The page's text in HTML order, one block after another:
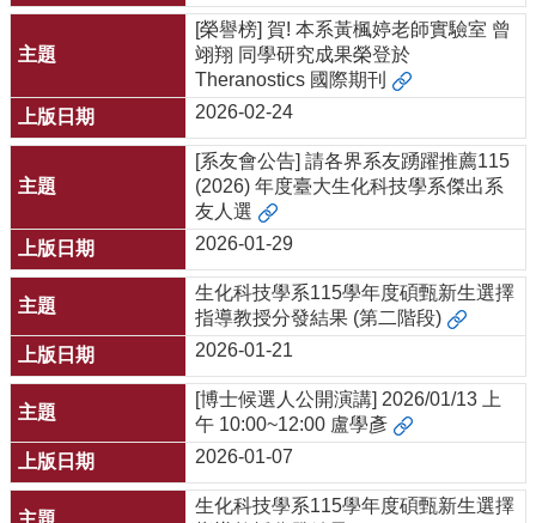
[榮譽榜] 賀! 本系黃楓婷老師實驗室 曾
翊翔 同學研究成果榮登於
Theranostics 國際期刊
2026-02-24
[系友會公告] 請各界系友踴躍推薦115
(2026) 年度臺大生化科技學系傑出系
友人選
2026-01-29
生化科技學系115學年度碩甄新生選擇
指導教授分發結果 (第二階段)
2026-01-21
[博士候選人公開演講] 2026/01/13 上
午 10:00~12:00 盧學彥
2026-01-07
生化科技學系115學年度碩甄新生選擇